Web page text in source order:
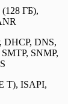
ГБ),
DHCP, DNS,
SNMP,
T), ISAPI,